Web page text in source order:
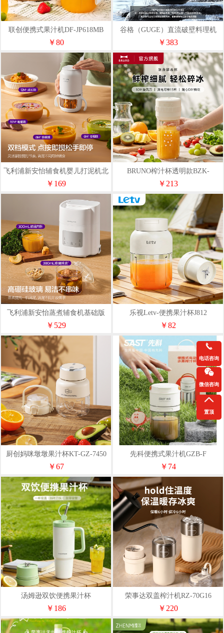
联创便携式果汁机DF-JP618MB
￥80
谷格（GUGE）直流破壁料理机
GB667
￥383
飞利浦新安怡辅食机婴儿打泥机北
极白（A-BFS01）
￥169
BRUNO榨汁杯透明款BZK-
ZZJ04G01-LP01
￥213
飞利浦新安怡蒸煮辅食机基础版
（Y-BFS5）
￥529
乐视Letv-便携果汁杯J812
￥82
厨创妈咪墩墩果汁杯KT-GZ-7450
￥67
先科便携式果汁机GZB-F
￥74
汤姆逊双饮便携果汁杯
(850ml)TMX-G601-009
荣事达双盖榨汁机RZ-70G16
￥220
电话咨询
微信咨询
置顶